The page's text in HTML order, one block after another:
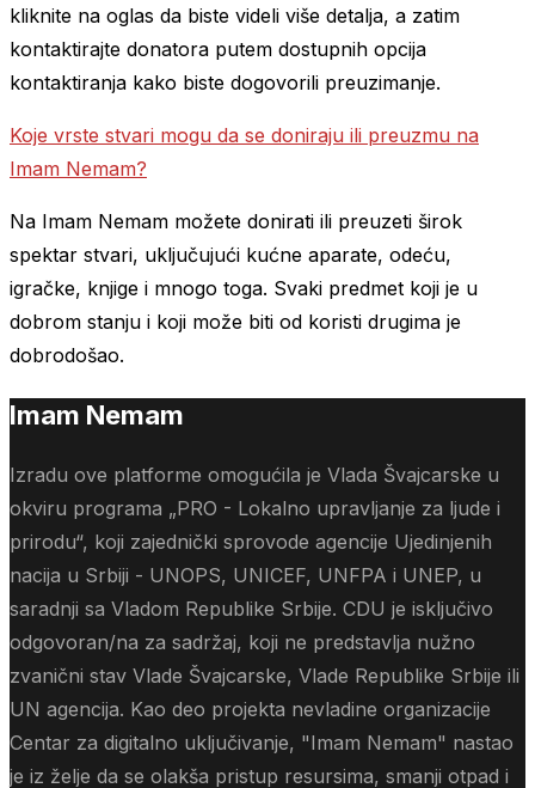
kliknite na oglas da biste videli više detalja, a zatim
kontaktirajte donatora putem dostupnih opcija
kontaktiranja kako biste dogovorili preuzimanje.
Koje vrste stvari mogu da se doniraju ili preuzmu na
Imam Nemam?
Na Imam Nemam možete donirati ili preuzeti širok
spektar stvari, uključujući kućne aparate, odeću,
igračke, knjige i mnogo toga. Svaki predmet koji je u
dobrom stanju i koji može biti od koristi drugima je
dobrodošao.
Imam Nemam
Izradu ove platforme omogućila je Vlada Švajcarske u
okviru programa „PRO - Lokalno upravljanje za ljude i
prirodu“, koji zajednički sprovode agencije Ujedinjenih
nacija u Srbiji - UNOPS, UNICEF, UNFPA i UNEP, u
saradnji sa Vladom Republike Srbije. CDU je isključivo
odgovoran/na za sadržaj, koji ne predstavlja nužno
zvanični stav Vlade Švajcarske, Vlade Republike Srbije ili
UN agencija. Kao deo projekta nevladine organizacije
Centar za digitalno uključivanje, "Imam Nemam" nastao
je iz želje da se olakša pristup resursima, smanji otpad i